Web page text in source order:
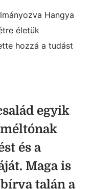
Hangya
életük
hozzá a tudást
egyik
és a
Maga is
talán a